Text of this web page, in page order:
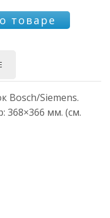
товаре
Bosch/Siemens.
368×366 мм. (см.